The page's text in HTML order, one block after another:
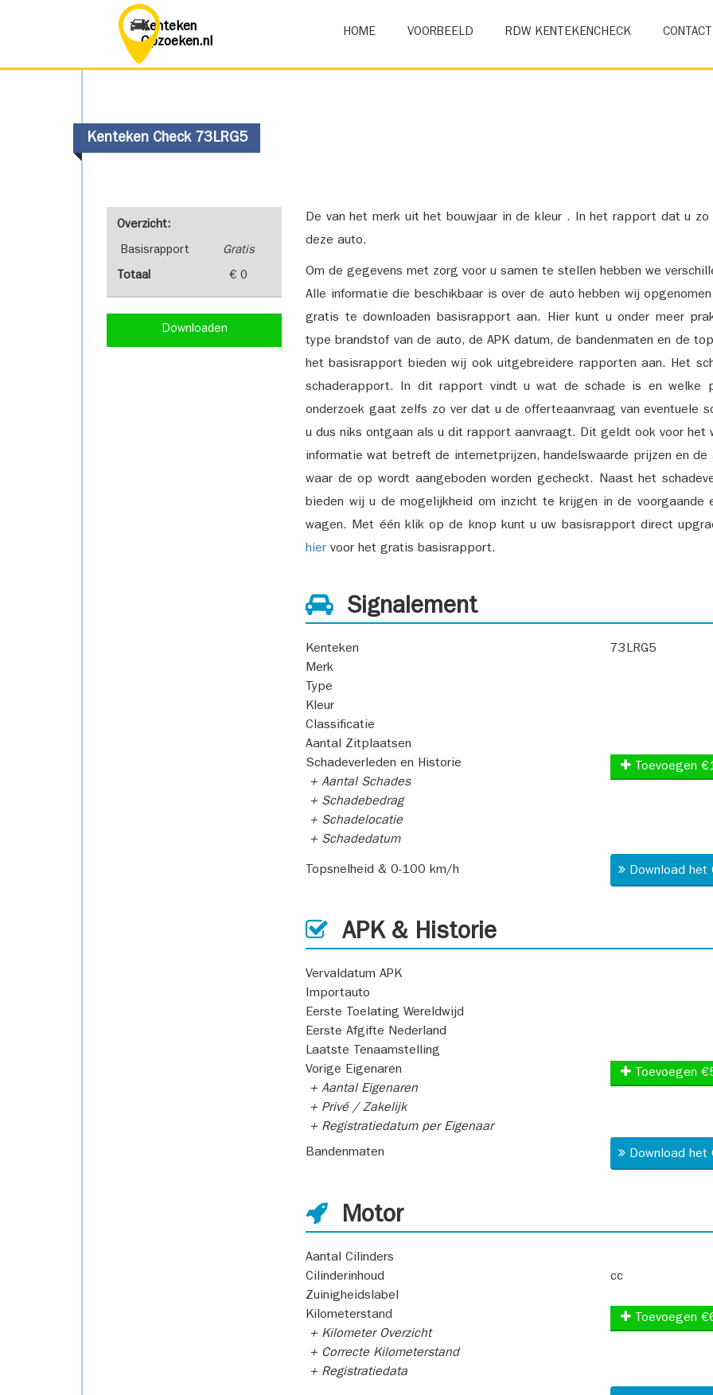
Kenteken
Opzoeken.nl
HOME VOORBEELD RDW KENTEKENCHECK CONTACT
Kenteken Check 73LRG5
Overzicht:
Basisrapport Gratis
Totaal € 0
Downloaden
De van het merk uit het bouwjaar in de kleur . In het rapport dat u
deze auto.
Om de gegevens met zorg voor u samen te stellen hebben we
Alle informatie die beschikbaar is over de auto hebben wij
gratis te downloaden basisrapport aan. Hier kunt u onder meer
type brandstof van de auto, de APK datum, de bandenmaten en de
het basisrapport bieden wij ook uitgebreidere rapporten aan. Het
schaderapport. In dit rapport vindt u wat de schade is en welke
onderzoek gaat zelfs zo ver dat u de offerteaanvraag van eventuele
u dus niks ontgaan als u dit rapport aanvraagt. Dit geldt ook voor
informatie wat betreft de internetprijzen, handelswaarde prijzen en
waar de op wordt aangeboden worden gecheckt. Naast het
bieden wij u de mogelijkheid om inzicht te krijgen in de voorgaande
wagen. Met één klik op de knop kunt u uw basisrapport direct
hier voor het gratis basisrapport.
Signalement
Kenteken
73LRG5
Merk
Type
Kleur
Classificatie
Aantal Zitplaatsen
Schadeverleden en Historie
+ Aantal Schades
+ Schadebedrag
+ Schadelocatie
+ Schadedatum
Toevoegen
Topsnelheid & 0-100 km/h Download
APK & Historie
Vervaldatum APK
Importauto
Eerste Toelating Wereldwijd
Eerste Afgifte Nederland
Laatste Tenaamstelling
Vorige Eigenaren
+ Aantal Eigenaren
+ Privé / Zakelijk
+ Registratiedatum per Eigenaar
Toevoegen
Bandenmaten Download
Motor
Aantal Cilinders
Cilinderinhoud
cc
Zuinigheidslabel
Kilometerstand
+ Kilometer Overzicht
+ Correcte Kilometerstand
+ Registratiedata
Toevoegen